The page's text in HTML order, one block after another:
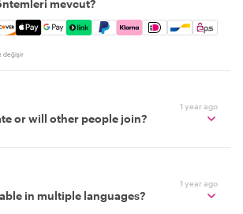
mevcut?
Amex, Discover, Apple Pay, Google
değişir
1 year ago
or will other people join?
1 year ago
in multiple languages?